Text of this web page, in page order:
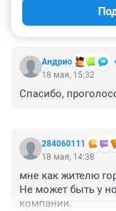
Андрио
18 мая, 15:32
Спасибо,
284060111
18 мая, 14:38
мне как жителю
Не может быть у
компании.